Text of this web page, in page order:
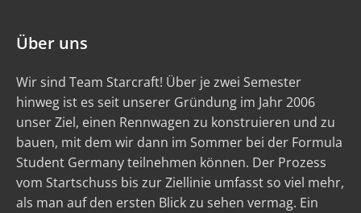
Über uns
Wir sind Team Starcraft! Über je zwei Semester
hinweg ist es seit unserer Gründung im Jahr 2006
unser Ziel, einen Rennwagen zu konstruieren und zu
bauen, mit dem wir dann im Sommer bei der Formula
Student Germany teilnehmen können. Der Prozess
vom Startschuss bis zur Ziellinie umfasst so viel mehr,
als man auf den ersten Blick zu sehen vermag. Ein